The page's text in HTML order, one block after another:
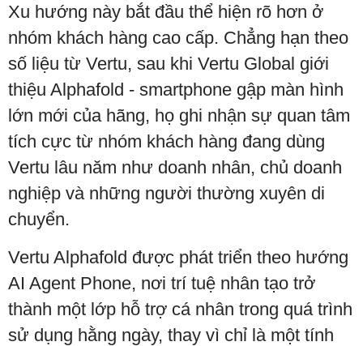
Xu hướng này bắt đầu thể hiện rõ hơn ở
nhóm khách hàng cao cấp. Chẳng hạn theo
số liệu từ Vertu, sau khi Vertu Global giới
thiệu Alphafold - smartphone gập màn hình
lớn mới của hãng, họ ghi nhận sự quan tâm
tích cực từ nhóm khách hàng đang dùng
Vertu lâu năm như doanh nhân, chủ doanh
nghiệp và những người thường xuyên di
chuyển.
Vertu Alphafold được phát triển theo hướng
AI Agent Phone, nơi trí tuệ nhân tạo trở
thành một lớp hỗ trợ cá nhân trong quá trình
sử dụng hằng ngày, thay vì chỉ là một tính